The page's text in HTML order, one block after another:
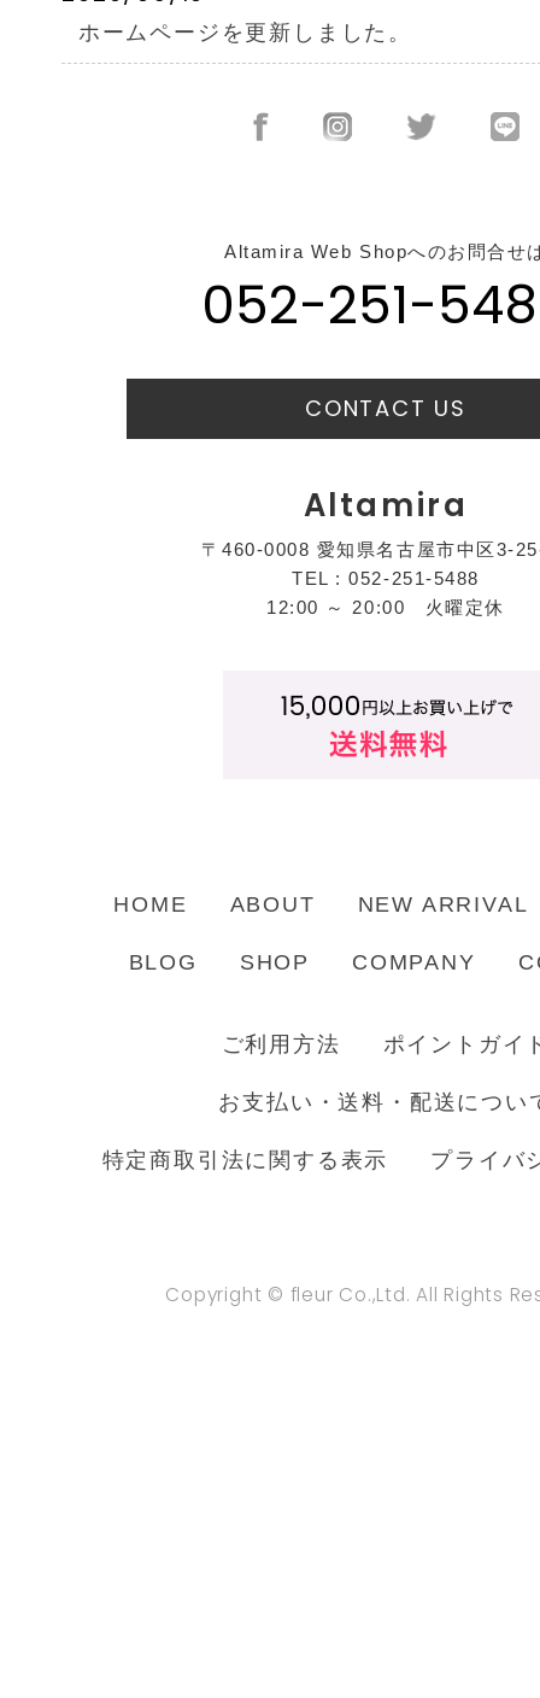
ホームページを更新しました。
Altamira Web Shopへのお問合せ
052-251-
CONTACT US
Altamira
〒460-0008 愛知県名古屋市中区3-
TEL : 052-251-5488
12:00 ～ 20:00 火曜定休
HOME ABOUT NEW ARRIVAL
BLOG SHOP COMPANY
ご利用方法 ポイントガイ
お支払い・送料・配送につい
特定商取引法に関する表示 プライバ
Copyright © fleur Co.,Ltd. All Rights